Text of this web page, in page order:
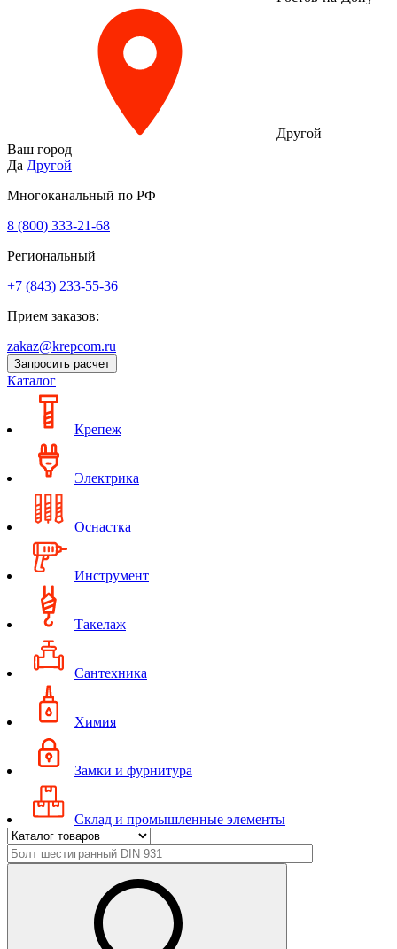
Другой
Ваш город
Да Другой
Многоканальный по РФ
8 (800) 333‑21-68
Региональный
+7 (843) 233-55-36
Прием заказов:
zakaz@krepcom.ru
Запросить расчет
Каталог
Крепеж
Электрика
Оснастка
Инструмент
Такелаж
Сантехника
Химия
Замки и фурнитура
Склад и промышленные элементы